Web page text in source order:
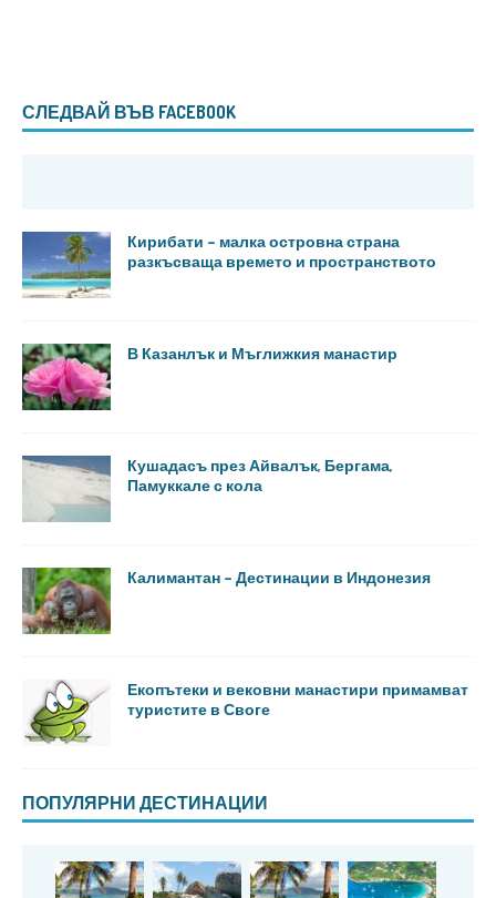
СЛЕДВАЙ ВЪВ FACEBOOK
Кирибати – малка островна страна
разкъсваща времето и пространството
В Казанлък и Мъглижкия манастир
Кушадасъ през Айвалък, Бергама,
Памуккале с кола
Калимантан – Дестинации в Индонезия
Екопътеки и вековни манастири примамват
туристите в Своге
ПОПУЛЯРНИ ДЕСТИНАЦИИ